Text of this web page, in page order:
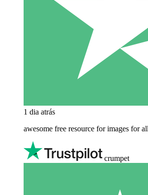
1 dia atrás
awesome free resource for images for
crumpet